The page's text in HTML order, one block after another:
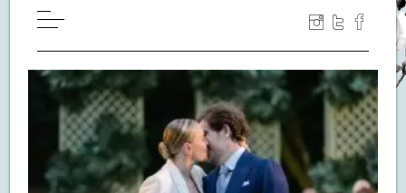
WILL YOU MARRY ME?
LUA DE MEL
COZINHA
DECORAÇÃO
DE NOIVA PRA NOIVA